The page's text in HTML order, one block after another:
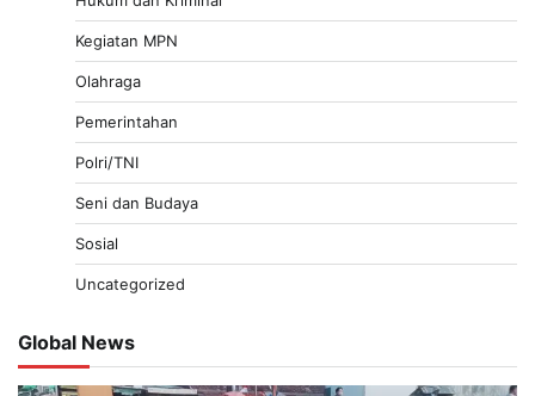
Kegiatan MPN
Olahraga
Pemerintahan
Polri/TNI
Seni dan Budaya
Sosial
Uncategorized
Global News